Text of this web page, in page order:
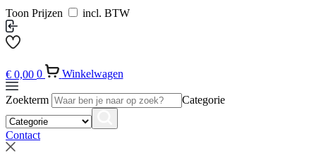
Toon Prijzen incl. BTW
€ 0,00 0 Winkelwagen
Zoekterm Categorie
Contact